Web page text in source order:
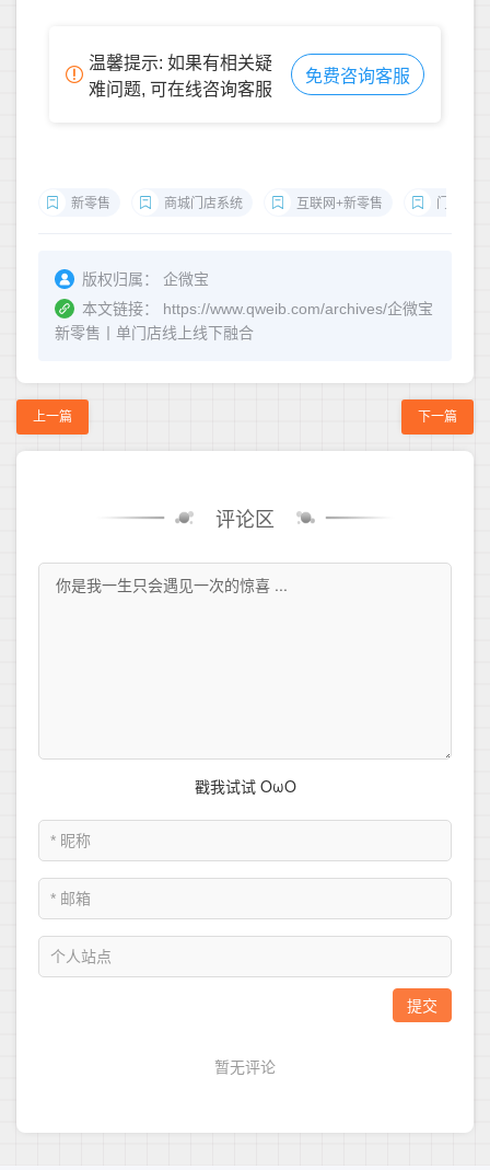
温馨提示: 如果有相关疑
难问题, 可在线咨询客服
免费咨询客服
新零售 商城门店系统 互联网+新零售 门店会
版权归属：
企微宝
本文链接：
https://www.qweib.com/archives/企微宝
新零售丨单门店线上线下融合
上一篇 下一篇
评论区